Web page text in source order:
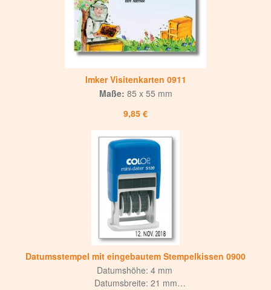
Imker Visitenkarten 0911
9,85 €
Maße: 85 x 55 mm
Datumsstempel mit eingebautem Stempelkissen 0900
Datumshöhe: 4 mm
Datumsbreite: 21 mm